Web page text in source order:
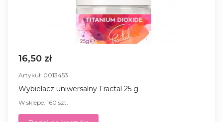
16,50 zł
Artykuł: 0013453
Wybielacz uniwersalny Fractal 25 g
W sklepe: 160 szt.